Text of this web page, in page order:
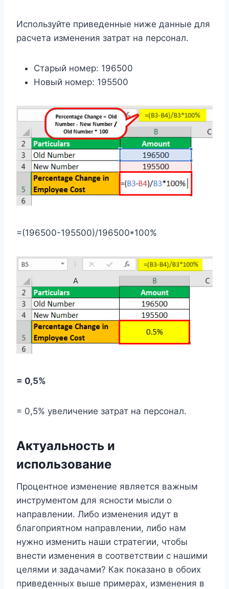
Используйте приведенные ниже данные для
расчета изменения затрат на персонал.
Старый номер: 196500
Новый номер: 195500
=(196500-195500)/196500*100%
= 0,5%
= 0,5% увеличение затрат на персонал.
Актуальность и
использование
Процентное изменение является важным
инструментом для ясности мысли о
направлении. Либо изменения идут в
благоприятном направлении, либо нам
нужно изменить наши стратегии, чтобы
внести изменения в соответствии с нашими
целями и задачами? Как показано в обоих
приведенных выше примерах, изменения в